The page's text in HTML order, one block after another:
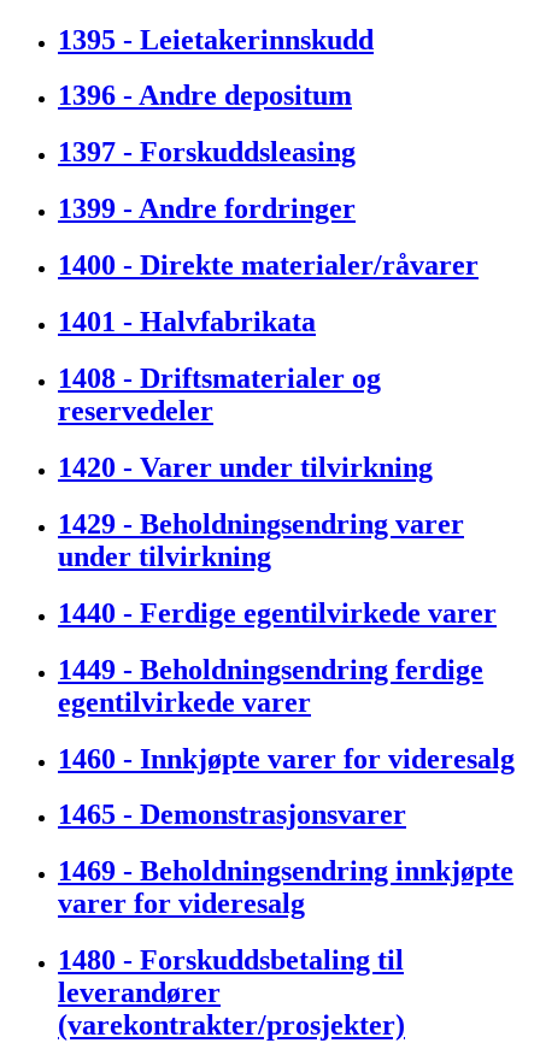
1395 - Leietakerinnskudd
1396 - Andre depositum
1397 - Forskuddsleasing
1399 - Andre fordringer
1400 - Direkte materialer/råvarer
1401 - Halvfabrikata
1408 - Driftsmaterialer og
reservedeler
1420 - Varer under tilvirkning
1429 - Beholdningsendring varer
under tilvirkning
1440 - Ferdige egentilvirkede varer
1449 - Beholdningsendring ferdige
egentilvirkede varer
1460 - Innkjøpte varer for videresalg
1465 - Demonstrasjonsvarer
1469 - Beholdningsendring innkjøpte
varer for videresalg
1480 - Forskuddsbetaling til
leverandører
(varekontrakter/prosjekter)